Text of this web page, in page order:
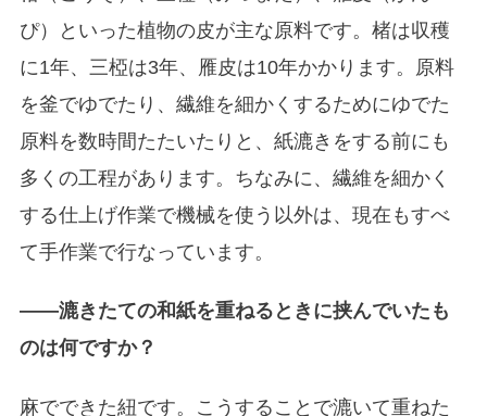
ぴ）といった植物の皮が主な原料です。楮は収穫
に1年、三椏は3年、雁皮は10年かかります。原料
を釜でゆでたり、繊維を細かくするためにゆでた
原料を数時間たたいたりと、紙漉きをする前にも
多くの工程があります。ちなみに、繊維を細かく
する仕上げ作業で機械を使う以外は、現在もすべ
て手作業で行なっています。
――漉きたての和紙を重ねるときに挟んでいたも
のは何ですか？
麻でできた紐です。こうすることで漉いて重ねた